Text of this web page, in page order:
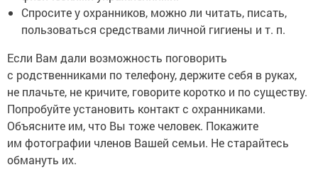
Спросите у охранников, можно ли читать, писать,
пользоваться средствами личной гигиены и т. п.
Если Вам дали возможность поговорить
с родственниками по телефону, держите себя в руках,
не плачьте, не кричите, говорите коротко и по существу.
Попробуйте установить контакт с охранниками.
Объясните им, что Вы тоже человек. Покажите
им фотографии членов Вашей семьи. Не старайтесь
обмануть их.